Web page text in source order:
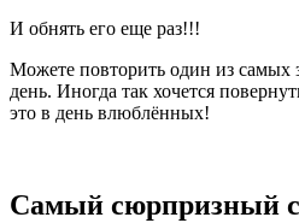
И обнять его еще раз!!!
Можете повторить один из
день. Иногда так хочется
это в день влюблённых!
Самый сюрпризный